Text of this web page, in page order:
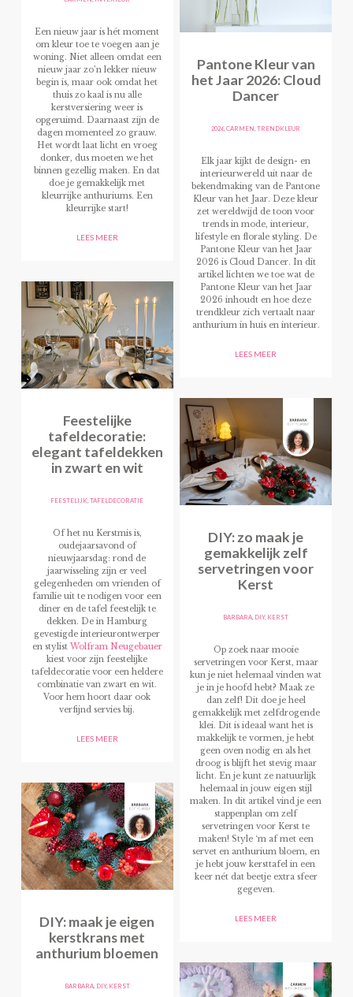
Een nieuw jaar is hét moment
om kleur toe te voegen aan je
woning. Niet alleen omdat een
nieuw jaar zo’n lekker nieuw
begin is, maar ook omdat het
thuis zo kaal is nu alle
kerstversiering weer is
opgeruimd. Daarnaast zijn de
dagen momenteel zo grauw.
Het wordt laat licht en vroeg
donker, dus moeten we het
binnen gezellig maken. En dat
doe je gemakkelijk met
kleurrijke anthuriums. Een
kleurrijke start!
LEES MEER
Feestelijke
tafeldecoratie:
elegant tafeldekken
in zwart en wit
FEESTELIJK ,TAFELDECORATIE
Of het nu Kerstmis is,
oudejaarsavond of
nieuwjaarsdag: rond de
jaarwisseling zijn er veel
gelegenheden om vrienden of
familie uit te nodigen voor een
diner en de tafel feestelijk te
dekken. De in Hamburg
gevestigde interieurontwerper
en stylist Wolfram Neugebauer
kiest voor zijn feestelijke
tafeldecoratie voor een heldere
combinatie van zwart en wit.
Voor hem hoort daar ook
verfijnd servies bij.
LEES MEER
DIY: maak je eigen
kerstkrans met
anthurium bloemen
BARBARA, DIY, KERST
Pantone Kleur van
het Jaar 2026: Cloud
Dancer
2026 ,CARMEN ,TRENDKLEUR
Elk jaar kijkt de design- en
interieurwereld uit naar de
bekendmaking van de Pantone
Kleur van het Jaar. Deze kleur
zet wereldwijd de toon voor
trends in mode, interieur,
lifestyle en florale styling. De
Pantone Kleur van het Jaar
2026 is Cloud Dancer. In dit
artikel lichten we toe wat de
Pantone Kleur van het Jaar
2026 inhoudt en hoe deze
trendkleur zich vertaalt naar
anthurium in huis en interieur.
LEES MEER
DIY: zo maak je
gemakkelijk zelf
servetringen voor
Kerst
BARBARA DIY, KERST
Op zoek naar mooie
servetringen voor Kerst, maar
kun je niet helemaal vinden wat
je in je hoofd hebt? Maak ze
dan zelf! Dit doe je heel
gemakkelijk met zelfdrogende
klei. Dit is ideaal want het is
makkelijk te vormen, je hebt
geen oven nodig en als het
droog is blijft het stevig maar
licht. En je kunt ze natuurlijk
helemaal in jouw eigen stijl
maken. In dit artikel vind je een
stappenplan om zelf
servetringen voor Kerst te
maken! Style ‘m af met een
servet en anthurium bloem, en
je hebt jouw kersttafel in een
keer nét dat beetje extra sfeer
gegeven.
LEES MEER